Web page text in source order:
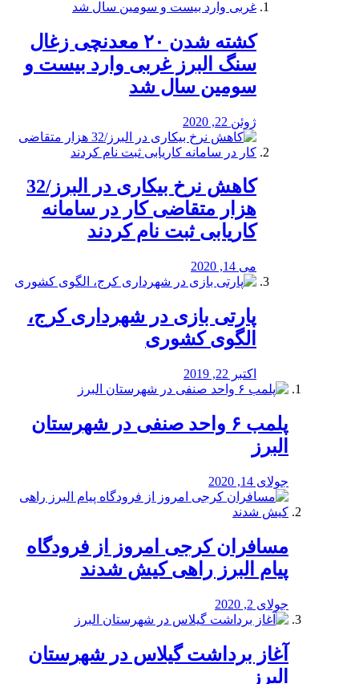
کشته شدن ۲۰ معدنچی زغال
سنگ البرز غربی وارد بیست و
سومین سال شد
ژوئن 22, 2020
کاهش نرخ بیکاری در البرز/32
هزار متقاضی کار در سامانه
کاریابی ثبت نام کردند
می 14, 2020
پارتی بازی در شهرداری کرج،
الگوی کشوری
اکتبر 22, 2019
پلمب ۶ واحد صنفی در شهرستان
البرز
جولای 14, 2020
مسافران کرجی امروز از فرودگاه
پیام البرز راهی کیش شدند
جولای 2, 2020
آغاز برداشت گیلاس در شهرستان
البرز